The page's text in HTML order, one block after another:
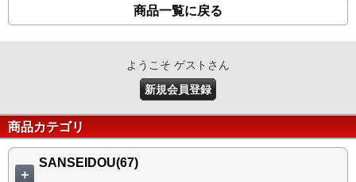
商品一覧に戻る
ようこそ ゲストさん
新規会員登録
商品カテゴリ
＋
SANSEIDOU(67)